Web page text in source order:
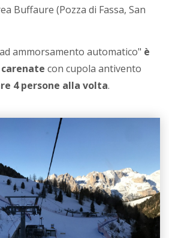
Buffaure (Pozza di Fassa, San
ammorsamento automatico" è
con cupola antivento
4 persone alla volta.